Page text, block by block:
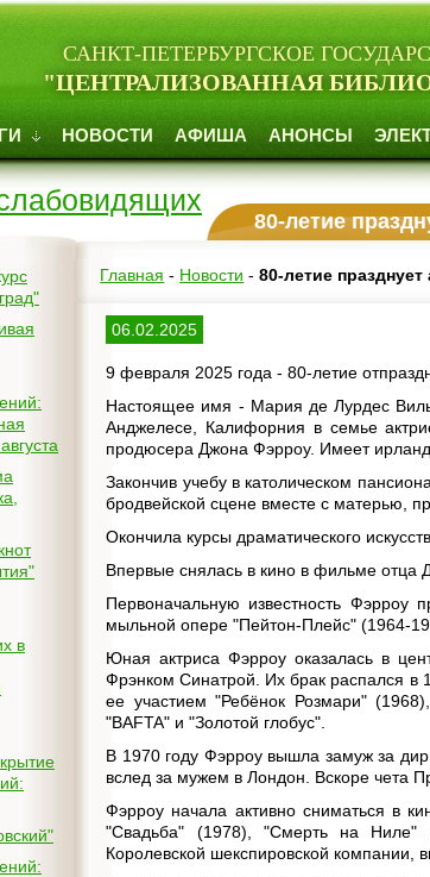
САНКТ-ПЕТЕРБУРГСКОЕ
"ЦЕНТРАЛИЗОВАННАЯ
НОВОСТИ АФИША АНОНСЫ
в
80-летие
Главная - Новости -80-летие
06.02.2025
9 февраля 2025 года - 80-летие
Настоящее имя - Мария де Лурдес
Анджелесе, Калифорния в семье
продюсера Джона Фэрроу. Имеет
Закончив учебу в католическом
бродвейской сцене вместе с матерью,
Окончила курсы драматического
Впервые снялась в кино в фильме
Первоначальную известность Фэрроу
мыльной опере "Пейтон-Плейс" (1964-
Юная актриса Фэрроу оказалась в
Фрэнком Синатрой. Их брак распался в
ее участием "Ребёнок Розмари"
"BAFTA" и "Золотой глобус".
В 1970 году Фэрроу вышла замуж за
вслед за мужем в Лондон. Вскоре чета
Фэрроу начала активно сниматься в
"Свадьба" (1978), "Смерть на Ниле"
Королевской шекспировской компании,